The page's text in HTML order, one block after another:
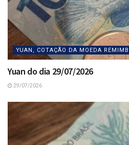
YUAN, COTAÇÃO DA MOEDA
Yuan do dia 29/07/2026
29/07/2026